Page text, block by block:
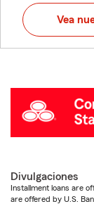
Vea
Divulgaciones
Installment loans are
are offered by U.S.